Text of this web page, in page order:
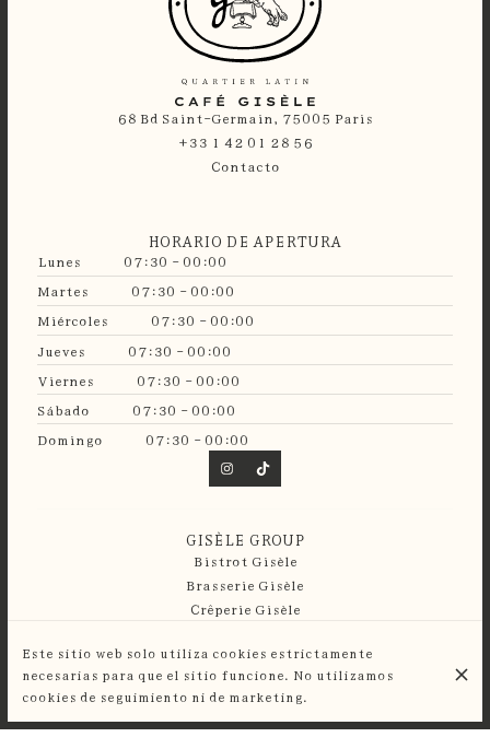
68 Bd Saint-Germain, 75005 Paris
+33 1 42 01 28 56
Contacto
HORARIO DE APERTURA
Lunes
07:30 - 00:00
Martes
07:30 - 00:00
Miércoles
07:30 - 00:00
Jueves
07:30 - 00:00
Viernes
07:30 - 00:00
Sábado
07:30 - 00:00
Domingo
07:30 - 00:00
GISÈLE GROUP
Bistrot Gisèle
Brasserie Gisèle
Crêperie Gisèle
© Café Gisèle 2026
Este sitio web solo utiliza cookies estrictamente
necesarias para que el sitio funcione. No utilizamos
cookies de seguimiento ni de marketing.